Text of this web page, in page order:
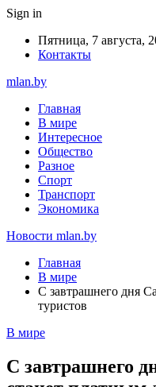
Sign in
Пятница, 7 августа,
Контакты
mlan.by
Главная
В мире
Интересное
Общество
Разное
Спорт
Транспорт
Экономика
Новости mlan.by
Главная
В мире
С завтрашнего дня
туристов
В мире
С завтрашнего